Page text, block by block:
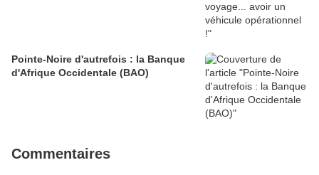
Pointe-Noire d'autrefois : la Banque
d'Afrique Occidentale (BAO)
Commentaires